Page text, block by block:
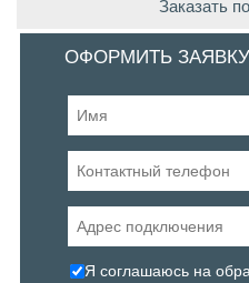
Заказать
ОФОРМИТЬ
Я соглашаюсь на